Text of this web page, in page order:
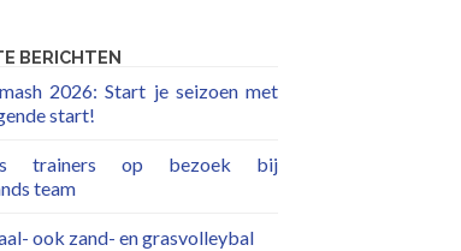
BERICHTEN
2026: Start je seizoen met
start!
trainers op bezoek bij
team
ook zand- en grasvolleybal